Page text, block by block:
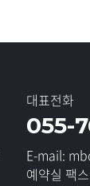
대표전화
055-
E-mail:
예약실 팩